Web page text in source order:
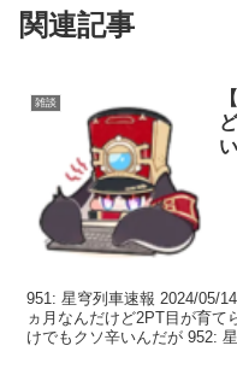
関連記事
雑談
951: 星穹列車速報 2024/05/
ヵ月なんだけど2PT目が育て
けでもクソ辛いんだが 952: